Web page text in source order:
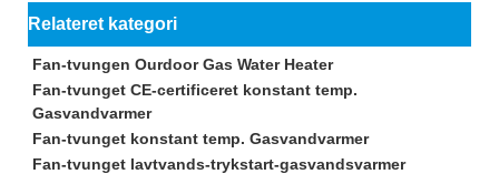
Relateret kategori
Fan-tvungen Ourdoor Gas Water Heater
Fan-tvunget CE-certificeret konstant temp.
Gasvandvarmer
Fan-tvunget konstant temp. Gasvandvarmer
Fan-tvunget lavtvands-trykstart-gasvandsvarmer